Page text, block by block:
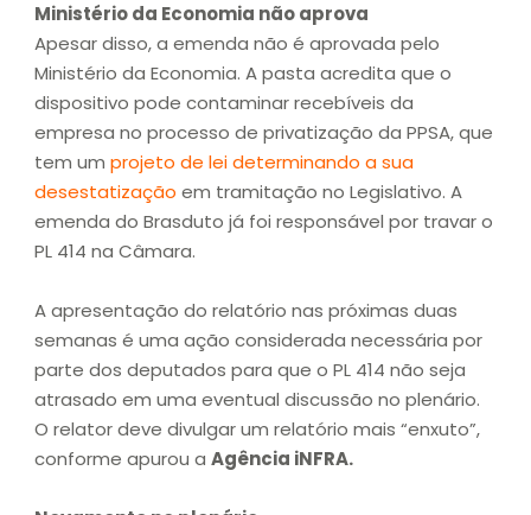
Ministério da Economia não aprova
Apesar disso, a emenda não é aprovada pelo
Ministério da Economia. A pasta acredita que o
dispositivo pode contaminar recebíveis da
empresa no processo de privatização da PPSA, que
tem um projeto de lei determinando a sua
desestatização em tramitação no Legislativo. A
emenda do Brasduto já foi responsável por travar o
PL 414 na Câmara.
A apresentação do relatório nas próximas duas
semanas é uma ação considerada necessária por
parte dos deputados para que o PL 414 não seja
atrasado em uma eventual discussão no plenário.
O relator deve divulgar um relatório mais “enxuto”,
conforme apurou a Agência iNFRA.